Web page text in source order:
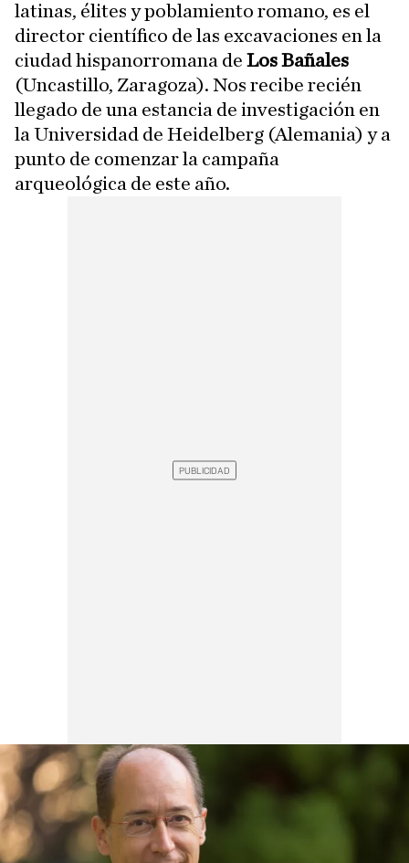
latinas, élites y poblamiento romano, es el
director científico de las excavaciones en la
ciudad hispanorromana de Los Bañales
(Uncastillo, Zaragoza). Nos recibe recién
llegado de una estancia de investigación en
la Universidad de Heidelberg (Alemania) y a
punto de comenzar la campaña
arqueológica de este año.